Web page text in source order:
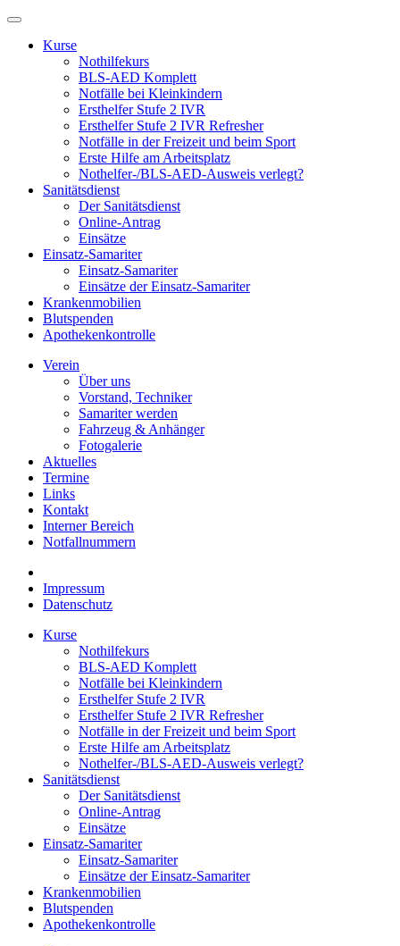
Kurse
Nothilfekurs
BLS-AED Komplett
Notfälle bei Kleinkindern
Ersthelfer Stufe 2 IVR
Ersthelfer Stufe 2 IVR Refresher
Notfälle in der Freizeit und beim Sport
Erste Hilfe am Arbeitsplatz
Nothelfer-/BLS-AED-Ausweis verlegt?
Sanitätsdienst
Der Sanitätsdienst
Online-Antrag
Einsätze
Einsatz-Samariter
Einsatz-Samariter
Einsätze der Einsatz-Samariter
Krankenmobilien
Blutspenden
Apothekenkontrolle
Verein
Über uns
Vorstand, Techniker
Samariter werden
Fahrzeug & Anhänger
Fotogalerie
Aktuelles
Termine
Links
Kontakt
Interner Bereich
Notfallnummern
Impressum
Datenschutz
Kurse
Nothilfekurs
BLS-AED Komplett
Notfälle bei Kleinkindern
Ersthelfer Stufe 2 IVR
Ersthelfer Stufe 2 IVR Refresher
Notfälle in der Freizeit und beim Sport
Erste Hilfe am Arbeitsplatz
Nothelfer-/BLS-AED-Ausweis verlegt?
Sanitätsdienst
Der Sanitätsdienst
Online-Antrag
Einsätze
Einsatz-Samariter
Einsatz-Samariter
Einsätze der Einsatz-Samariter
Krankenmobilien
Blutspenden
Apothekenkontrolle